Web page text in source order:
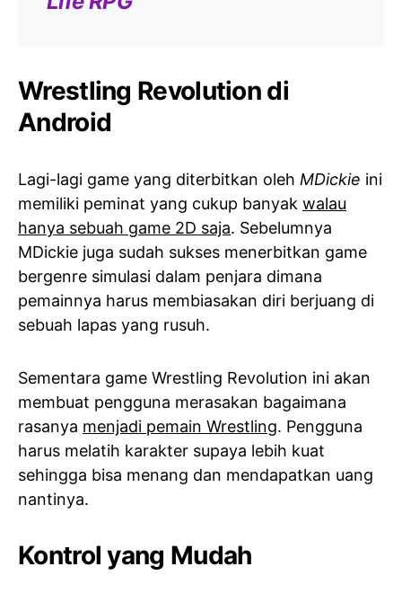
Wrestling Revolution di
Android
Lagi-lagi game yang diterbitkan oleh MDickie ini
memiliki peminat yang cukup banyak walau
hanya sebuah game 2D saja. Sebelumnya
MDickie juga sudah sukses menerbitkan game
bergenre simulasi dalam penjara dimana
pemainnya harus membiasakan diri berjuang di
sebuah lapas yang rusuh.
Sementara game Wrestling Revolution ini akan
membuat pengguna merasakan bagaimana
rasanya menjadi pemain Wrestling. Pengguna
harus melatih karakter supaya lebih kuat
sehingga bisa menang dan mendapatkan uang
nantinya.
Kontrol yang Mudah